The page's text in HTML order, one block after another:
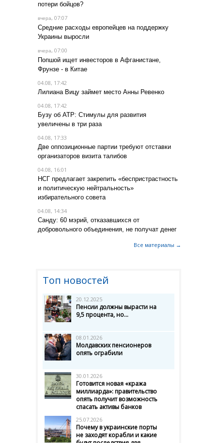
потери бойцов?
вчера, 07:07
Средние расходы европейцев на поддержку
Украины выросли
вчера, 07:00
Попшой ищет инвесторов в Афганистане,
Фрунзе - в Китае
04.08, 17:42
Лилиана Вицу займет место Анны Ревенко
04.08, 17:42
Бузу об АТР: Стимулы для развития
увеличены в три раза
04.08, 17:33
Две оппозиционные партии требуют отставки
организаторов визита талибов
04.08, 16:01
НСГ предлагает закрепить «беспристрастность
и политическую нейтральность»
избирательного совета
04.08, 14:34
Санду: 60 мэрий, отказавшихся от
добровольного объединения, не получат денег
Все материалы →
Топ новостей
20.12.2025
Пенсии должны вырасти на
9,5 процента, но...
08.01.2026
Молдавских пенсионеров
опять ограбили
30.01.2026
Готовится новая «кража
миллиарда»: правительство
опять получит возможность
спасать активы банков
25.07.2026
Почему в украинские порты
не заходят корабли и какие